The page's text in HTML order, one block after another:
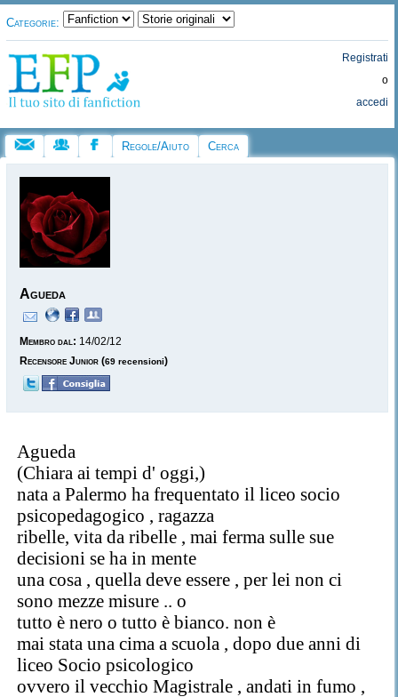
Categorie:
Registrati
o
accedi
Regole/Aiuto Cerca
Agueda
Membro dal: 14/02/12
Recensore Junior (69 recensioni)
Agueda
(Chiara ai tempi d' oggi,)
nata a Palermo ha frequentato il liceo socio
psicopedagogico , ragazza
ribelle, vita da ribelle , mai ferma sulle sue
decisioni se ha in mente
una cosa , quella deve essere , per lei non ci
sono mezze misure .. o
tutto è nero o tutto è bianco. non è
mai stata una cima a scuola , dopo due anni di
liceo Socio psicologico
ovvero il vecchio Magistrale , andati in fumo ,